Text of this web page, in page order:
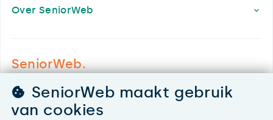
Over SeniorWeb
SeniorWeb.
De computerhulp voor u.
030 - 276 99 65
leden@seniorweb.nl
SeniorWeb maakt gebruik
van cookies